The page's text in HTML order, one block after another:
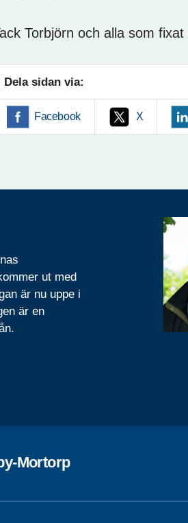
Torbjörn och alla som fixat
Dela sidan via:
Facebook X
ut med
är nu uppe i
är en
Mortorp